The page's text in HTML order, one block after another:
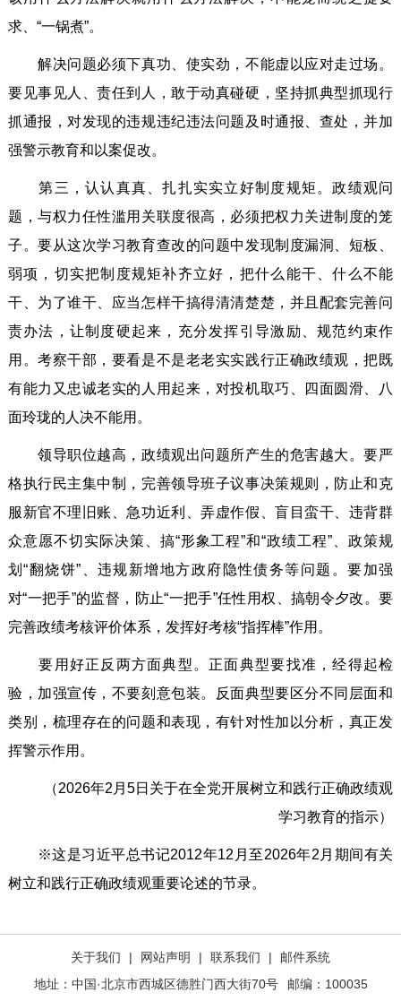
求、“一锅煮”。
解决问题必须下真功、使实劲，不能虚以应对走过场。
要见事见人、责任到人，敢于动真碰硬，坚持抓典型抓现行
抓通报，对发现的违规违纪违法问题及时通报、查处，并加
强警示教育和以案促改。
第三，认认真真、扎扎实实立好制度规矩。政绩观问
题，与权力任性滥用关联度很高，必须把权力关进制度的笼
子。要从这次学习教育查改的问题中发现制度漏洞、短板、
弱项，切实把制度规矩补齐立好，把什么能干、什么不能
干、为了谁干、应当怎样干搞得清清楚楚，并且配套完善问
责办法，让制度硬起来，充分发挥引导激励、规范约束作
用。考察干部，要看是不是老老实实践行正确政绩观，把既
有能力又忠诚老实的人用起来，对投机取巧、四面圆滑、八
面玲珑的人决不能用。
领导职位越高，政绩观出问题所产生的危害越大。要严
格执行民主集中制，完善领导班子议事决策规则，防止和克
服新官不理旧账、急功近利、弄虚作假、盲目蛮干、违背群
众意愿不切实际决策、搞“形象工程”和“政绩工程”、政策规
划“翻烧饼”、违规新增地方政府隐性债务等问题。要加强
对“一把手”的监督，防止“一把手”任性用权、搞朝令夕改。要
完善政绩考核评价体系，发挥好考核“指挥棒”作用。
要用好正反两方面典型。正面典型要找准，经得起检
验，加强宣传，不要刻意包装。反面典型要区分不同层面和
类别，梳理存在的问题和表现，有针对性加以分析，真正发
挥警示作用。
（2026年2月5日关于在全党开展树立和践行正确政绩观
学习教育的指示）
※这是习近平总书记2012年12月至2026年2月期间有关
树立和践行正确政绩观重要论述的节录。
关于我们 | 网站声明 | 联系我们 |
邮件系统
地址：中国·北京市西城区德胜门西大街70号
邮编：100035